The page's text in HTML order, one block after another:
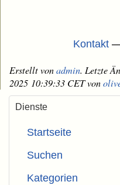
Kontakt
Erstellt vonadmin. Letzte
2025 10:39:33 CET von
Dienste
Startseite
Suchen
Kategorien